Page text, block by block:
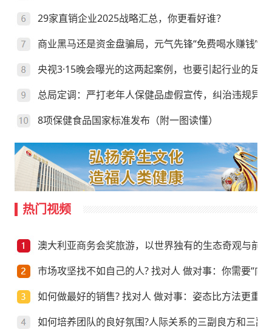
29家直销企业2025战略汇总，你更看好谁？
商业黑马还是资金盘骗局，元气先锋“免费喝水赚钱”靠
央视3·15晚会曝光的这两起案例，也要引起行业的足
总局定调：严打老年人保健品虚假宣传，纠治违规异
8项保健食品国家标准发布（附一图读懂）
热门视频
澳大利亚商务会奖旅游，以世界独有的生态奇观与前
市场攻坚找不如自己的人? 找对人 做对事：你需要“向
如何做最好的销售? 找对人 做对事：姿态比方法更重要!
如何培养团队的良好氛围?人际关系的三副良方和三副